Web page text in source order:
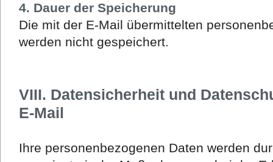
4. Dauer der Speicherung
Die mit der E-Mail übermittelten
werden nicht gespeichert.
VIII. Datensicherheit und
E-Mail
Ihre personenbezogenen Daten werden